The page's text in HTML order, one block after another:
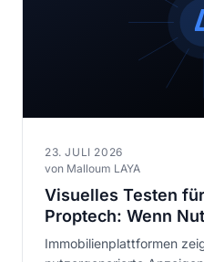
23. JULI 2026
von Malloum LAYA
Visuelles Testen
Proptech: Wenn
Templates
Immobilienplattformen